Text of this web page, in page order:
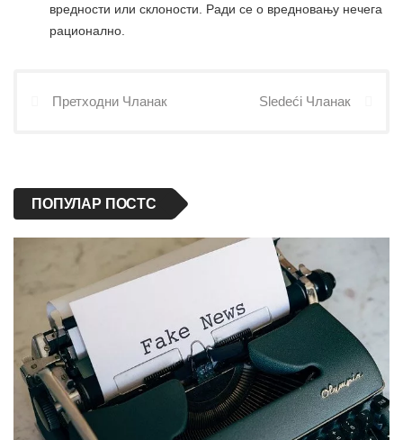
вредности или склоности. Ради се о вредновању нечега
рационално.
Претходни Чланак Sledeći Чланак
ПОПУЛАР ПОСТС